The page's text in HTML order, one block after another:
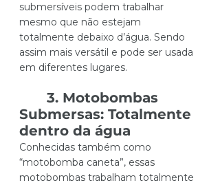
submersíveis podem trabalhar
mesmo que não estejam
totalmente debaixo d’água. Sendo
assim mais versátil e pode ser usada
em diferentes lugares.
3. Motobombas
Submersas: Totalmente
dentro da água
Conhecidas também como
“motobomba caneta”, essas
motobombas trabalham totalmente